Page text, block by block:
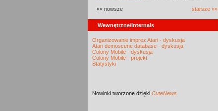
«« nowsze starsze »»
Wewnętrzne/Internals
Organizowanie imprez Atari - dyskusja
Atari demoscene database - dyskusja
Colony Mobile - dyskusja
Colony Mobile - projekt
Statystyki
Nowinki tworzone dzięki CuteNews